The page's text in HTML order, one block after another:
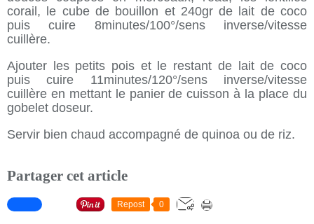
corail, le cube de bouillon et 240gr de lait de coco
puis cuire 8minutes/100°/sens inverse/vitesse
cuillère.
Ajouter les petits pois et le restant de lait de coco
puis cuire 11minutes/120°/sens inverse/vitesse
cuillère en mettant le panier de cuisson à la place du
gobelet doseur.
Servir bien chaud accompagné de quinoa ou de riz.
Partager cet article
Repost 0